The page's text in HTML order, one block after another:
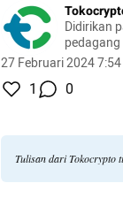
Didirikan
lebih dari
27 Februari 2024 7:54
1 0
Tulisan dari Tokocrypto